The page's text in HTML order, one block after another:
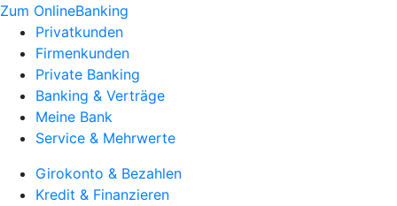
Zum OnlineBanking
Privatkunden
Firmenkunden
Private Banking
Banking & Verträge
Meine Bank
Service & Mehrwerte
Girokonto & Bezahlen
Kredit & Finanzieren